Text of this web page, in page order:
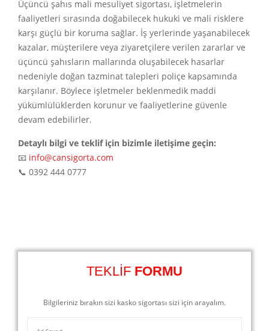
Üçüncü şahıs mali mesuliyet sigortası, işletmelerin
faaliyetleri sırasında doğabilecek hukuki ve mali risklere
karşı güçlü bir koruma sağlar. İş yerlerinde yaşanabilecek
kazalar, müşterilere veya ziyaretçilere verilen zararlar ve
üçüncü şahısların mallarında oluşabilecek hasarlar
nedeniyle doğan tazminat talepleri poliçe kapsamında
karşılanır. Böylece işletmeler beklenmedik maddi
yükümlülüklerden korunur ve faaliyetlerine güvenle
devam edebilirler.
Detaylı bilgi ve teklif için bizimle iletişime geçin:
📧 info@cansigorta.com
📞 0392 444 0777
TEKLİF FORMU
Bilgileriniz bırakın sizi kasko sigortası sizi için arayalım.